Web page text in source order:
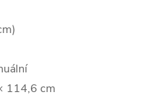
114,6 cm